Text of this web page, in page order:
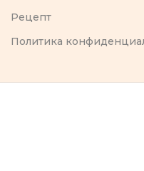
Рецепт
Политика